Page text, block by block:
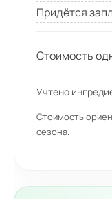
Придётся
Стоимость
Учтено
Стоимость
сезона.